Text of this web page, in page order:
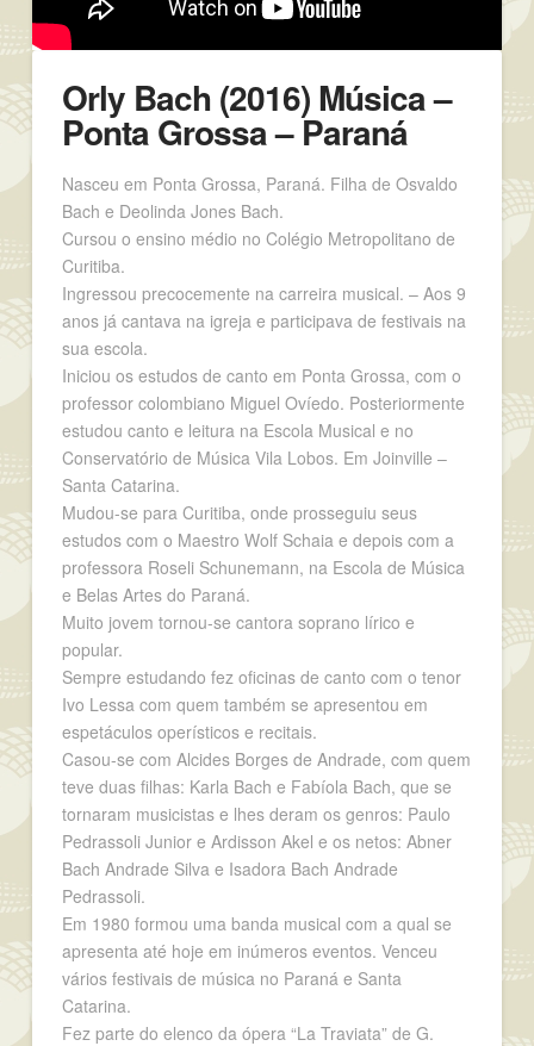
Orly Bach (2016) Música –
Ponta Grossa – Paraná
Nasceu em Ponta Grossa, Paraná. Filha de Osvaldo
Bach e Deolinda Jones Bach.
Cursou o ensino médio no Colégio Metropolitano de
Curitiba.
Ingressou precocemente na carreira musical. – Aos 9
anos já cantava na igreja e participava de festivais na
sua escola.
Iniciou os estudos de canto em Ponta Grossa, com o
professor colombiano Miguel Ovíedo. Posteriormente
estudou canto e leitura na Escola Musical e no
Conservatório de Música Vila Lobos. Em Joinville –
Santa Catarina.
Mudou-se para Curitiba, onde prosseguiu seus
estudos com o Maestro Wolf Schaia e depois com a
professora Roseli Schunemann, na Escola de Música
e Belas Artes do Paraná.
Muito jovem tornou-se cantora soprano lírico e
popular.
Sempre estudando fez oficinas de canto com o tenor
Ivo Lessa com quem também se apresentou em
espetáculos operísticos e recitais.
Casou-se com Alcides Borges de Andrade, com quem
teve duas filhas: Karla Bach e Fabíola Bach, que se
tornaram musicistas e lhes deram os genros: Paulo
Pedrassoli Junior e Ardisson Akel e os netos: Abner
Bach Andrade Silva e Isadora Bach Andrade
Pedrassoli.
Em 1980 formou uma banda musical com a qual se
apresenta até hoje em inúmeros eventos. Venceu
vários festivais de música no Paraná e Santa
Catarina.
Fez parte do elenco da ópera “La Traviata” de G.